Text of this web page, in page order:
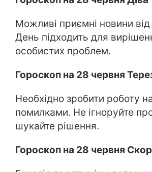
Можливі приємні новини від
День підходить для
особистих проблем.
Гороскоп на 28 червня
Необхідно зробити роботу
помилками. Не ігноруйте
шукайте рішення.
Гороскоп на 28 червня